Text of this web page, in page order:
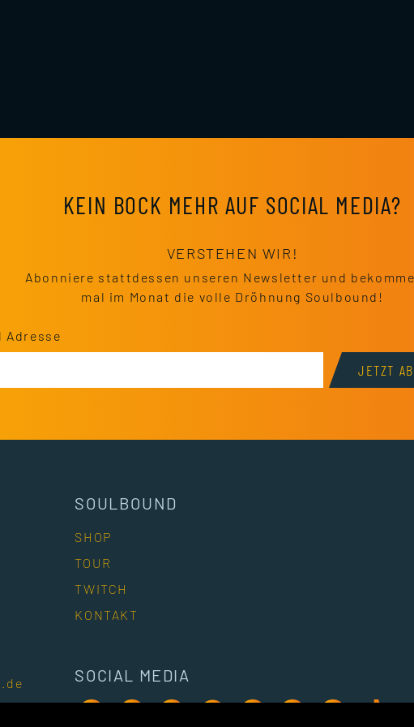
KEIN BOCK MEHR AUF SOCIAL MEDIA?
VERSTEHEN WIR!
Abonniere stattdessen unseren Newsletter und
mal im Monat die volle Dröhnung Soulbound!
Adresse
JETZT
SOULBOUND
SHOP
TOUR
TWITCH
KONTAKT
SOCIAL MEDIA
Besuche unsere Facebook-Seite
Besuche unseren Instagram-Account
Besuche unseren YouTube-Kanal
Besuche unseren Spotify-
Besuche unseren Twitch-
Besuche unseren
Besuche